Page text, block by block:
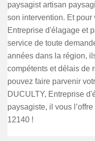
paysagist artisan
son intervention. Et pour
Entreprise d'élagage et
service de toute
années dans la région,
compétents et délais de
pouvez faire parvenir
DUCULTY, Entreprise
paysagiste, il vous
12140 !